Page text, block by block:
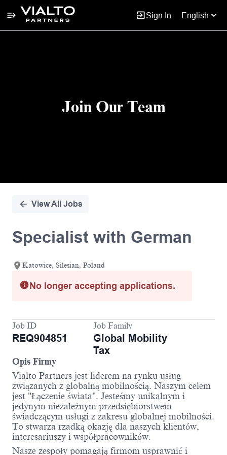
Sign In English
Join Our Team
View All Jobs
Specialist with German
Katowice, Silesian, Poland
No longer accepting applications.
Job ID
REQ904851
Job Family
Global Mobility
Tax
Opis Firmy
Vialto Partners jest liderem na rynku usług
związanych z globalną mobilnością. Naszym celem
jest "Łączenie świata". Jesteśmy unikalnym i
jedynym niezależnym przedsiębiorstwem
świadczącym usługi z zakresu globalnej mobilności.
To stwarza rzadką okazję dla naszych klientów,
interesariuszy i współpracowników.
Nasze zespoły pomagają firmom usprawnić i